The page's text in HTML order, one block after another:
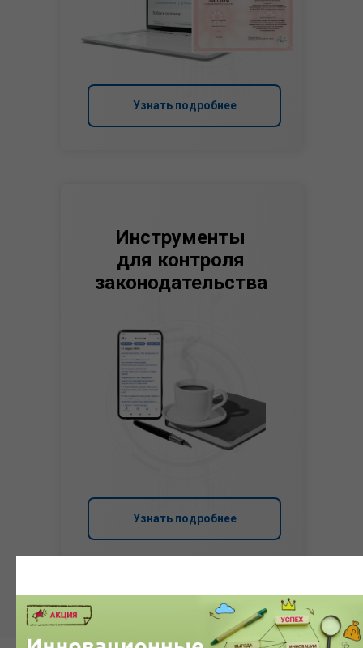
Узнать подробнее
Инструменты
для контроля
законодательства
Узнать подробнее